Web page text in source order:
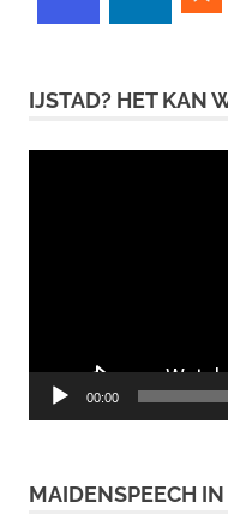
IJSTAD? HET KAN
00:00
MAIDENSPEECH